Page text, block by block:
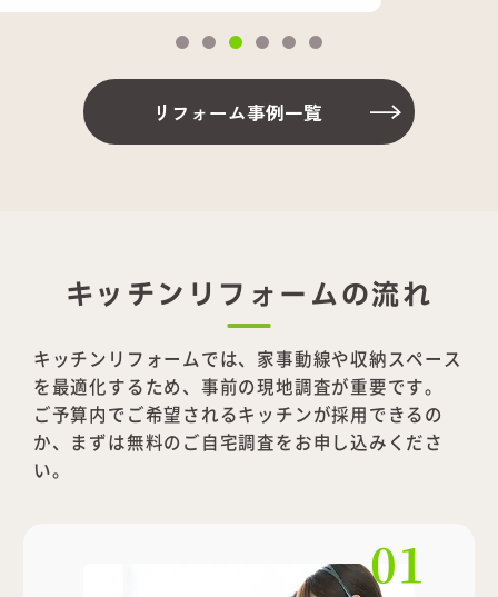
リフォーム事例一覧
キッチンリフォームの流れ
キッチンリフォームでは、家事動線や収納スペース
を最適化するため、事前の現地調査が重要です。
ご予算内でご希望されるキッチンが採用できるの
か、まずは無料のご自宅調査をお申し込みくださ
い。
01